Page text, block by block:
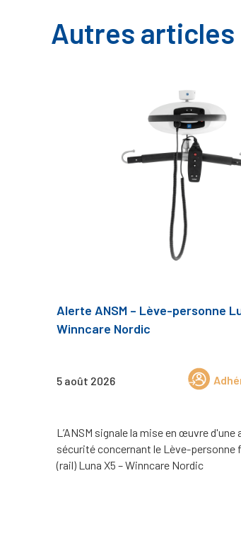
Autres
Alerte ANSM – Lève-personne
Winncare Nordic
5 août 2026
L’ANSM signale la mise en œuvre d'une
sécurité concernant le Lève-personne
(rail) Luna X5 – Winncare Nordic